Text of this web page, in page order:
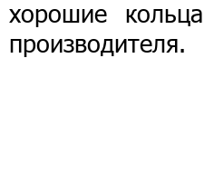
хорошие кольца
производителя.